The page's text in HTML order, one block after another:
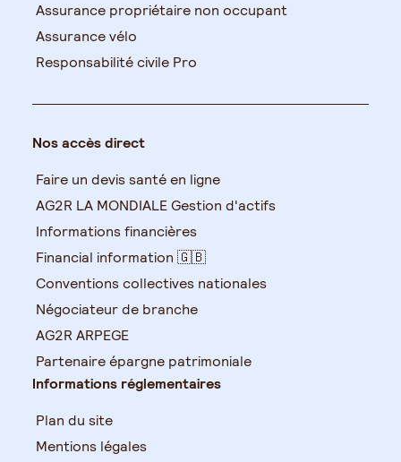
Assurance propriétaire non occupant
Assurance vélo
Responsabilité civile Pro
Nos accès direct
Faire un devis santé en ligne
AG2R LA MONDIALE Gestion d'actifs
Informations financières
Financial information 🇬🇧
Conventions collectives nationales
Négociateur de branche
AG2R ARPEGE
Partenaire épargne patrimoniale
Informations réglementaires
Plan du site
Mentions légales